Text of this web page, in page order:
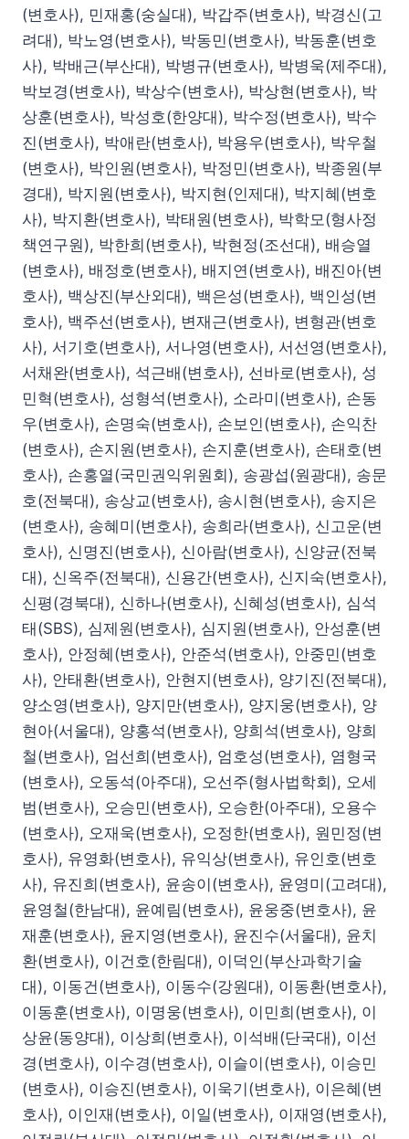
(변호사), 민재홍(숭실대), 박갑주(변호사), 박경신(고
려대), 박노영(변호사), 박동민(변호사), 박동훈(변호
사), 박배근(부산대), 박병규(변호사), 박병욱(제주대),
박보경(변호사), 박상수(변호사), 박상현(변호사), 박
상훈(변호사), 박성호(한양대), 박수정(변호사), 박수
진(변호사), 박애란(변호사), 박용우(변호사), 박우철
(변호사), 박인원(변호사), 박정민(변호사), 박종원(부
경대), 박지원(변호사), 박지현(인제대), 박지혜(변호
사), 박지환(변호사), 박태원(변호사), 박학모(형사정
책연구원), 박한희(변호사), 박현정(조선대), 배승열
(변호사), 배정호(변호사), 배지연(변호사), 배진아(변
호사), 백상진(부산외대), 백은성(변호사), 백인성(변
호사), 백주선(변호사), 변재근(변호사), 변형관(변호
사), 서기호(변호사), 서나영(변호사), 서선영(변호사),
서채완(변호사), 석근배(변호사), 선바로(변호사), 성
민혁(변호사), 성형석(변호사), 소라미(변호사), 손동
우(변호사), 손명숙(변호사), 손보인(변호사), 손익찬
(변호사), 손지원(변호사), 손지훈(변호사), 손태호(변
호사), 손홍열(국민권익위원회), 송광섭(원광대), 송문
호(전북대), 송상교(변호사), 송시현(변호사), 송지은
(변호사), 송혜미(변호사), 송희라(변호사), 신고운(변
호사), 신명진(변호사), 신아람(변호사), 신양균(전북
대), 신옥주(전북대), 신용간(변호사), 신지숙(변호사),
신평(경북대), 신하나(변호사), 신혜성(변호사), 심석
태(SBS), 심제원(변호사), 심지원(변호사), 안성훈(변
호사), 안정혜(변호사), 안준석(변호사), 안중민(변호
사), 안태환(변호사), 안현지(변호사), 양기진(전북대),
양소영(변호사), 양지만(변호사), 양지웅(변호사), 양
현아(서울대), 양홍석(변호사), 양희석(변호사), 양희
철(변호사), 엄선희(변호사), 엄호성(변호사), 염형국
(변호사), 오동석(아주대), 오선주(형사법학회), 오세
범(변호사), 오승민(변호사), 오승한(아주대), 오용수
(변호사), 오재욱(변호사), 오정한(변호사), 원민정(변
호사), 유영화(변호사), 유익상(변호사), 유인호(변호
사), 유진희(변호사), 윤송이(변호사), 윤영미(고려대),
윤영철(한남대), 윤예림(변호사), 윤웅중(변호사), 윤
재훈(변호사), 윤지영(변호사), 윤진수(서울대), 윤치
환(변호사), 이건호(한림대), 이덕인(부산과학기술
대), 이동건(변호사), 이동수(강원대), 이동환(변호사),
이동훈(변호사), 이명웅(변호사), 이민희(변호사), 이
상윤(동양대), 이상희(변호사), 이석배(단국대), 이선
경(변호사), 이수경(변호사), 이슬이(변호사), 이승민
(변호사), 이승진(변호사), 이욱기(변호사), 이은혜(변
호사), 이인재(변호사), 이일(변호사), 이재영(변호사),